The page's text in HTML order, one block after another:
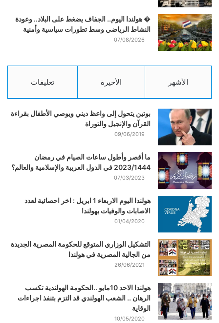
� هولندا اليوم.. الجفاف يضغط على البلاد.. وعودة
النشاط الرياضي وسط تطورات سياسية وأمنية
07/08/2026
الأشهر الأخيرة تعليقات
بوتين يتحول إلى واعظ ديني ويوصي الأطفال بقراءة
القرآن والإنجيل والتوراة
09/06/2019
ما أقصر وأطول ساعات الصيام في رمضان
2023/1444 في الدول العربية والإسلامية والعالم؟
07/03/2023
هولندا اليوم الاربعاء 1 ابريل : اخر احصائية لعدد
الاصابات والوفيات بهولندا
01/04/2020
التشكيل الوزاري المتوقع للحكومة المصرية الجديدة
من الجالية المصرية في هولندا
26/06/2021
هولندا الاحد 10مايو ..الحكومة الهولندية تكسب
الرهان .. الشعب الهولندي قد التزم بتنفذ اجراءات
الوقاية
10/05/2020